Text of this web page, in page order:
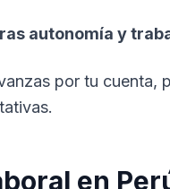
autonomía y
por tu cuenta,
en